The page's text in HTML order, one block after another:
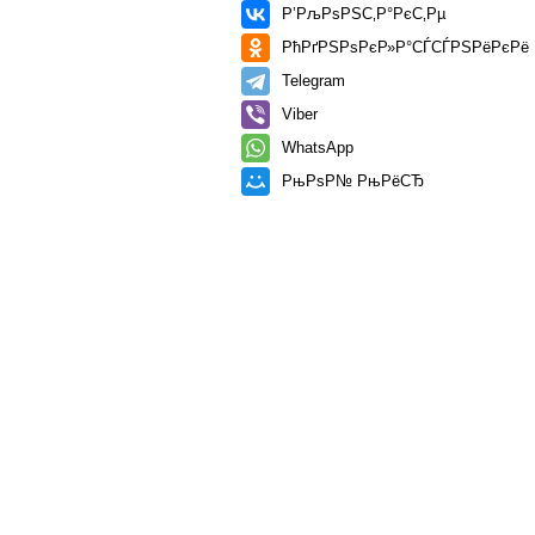
Р’РљРѕРЅС‚Р°РєС‚Рµ
РћРґРЅРѕРєР»Р°СЃСЃРЅРёРєРё
Telegram
Viber
WhatsApp
РњРѕР№ РњРёСЂ